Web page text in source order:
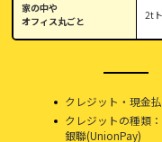
家の中や
オフィス丸ごと
2t
クレジット・現金
クレジットの種類：
銀聯(UnionPay)